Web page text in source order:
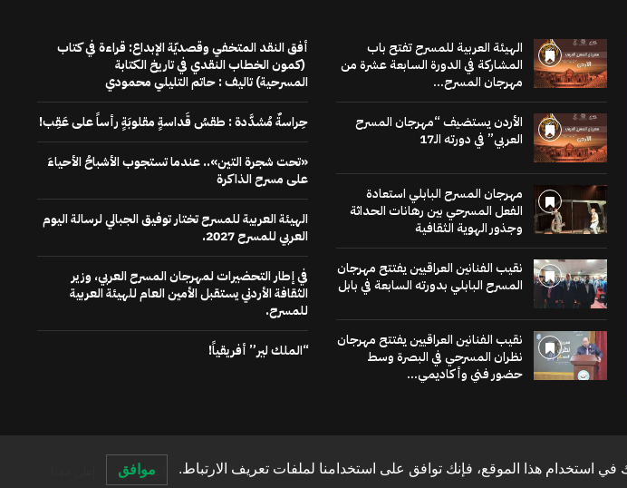
الهيئة العربية للمسرح تفتح باب
المشاركة في الدورة السابعة عشرة من
مهرجان المسرح...
الأردن يستضيف “مهرجان المسرح
العربي” في دورته الـ17
مهرجان المسرح البابلي استعادة
الفعل المسرحي بين رهانات الحداثة
وجذور الهوية الثقافية
نقيب الفنانين العراقيين يفتتح مهرجان
المسرح البابلي بدورته السابعة في بابل
نقيب الفنانين العراقيين يفتتح مهرجان
نظران المسرحي في البصرة وسط
حضور فني وأكاديمي...
أفق النقد المتخفي وقصديّة الإبداع: قراءة في كتاب
(كمون الخطاب النقدي في تاريخ الكتابة
المسرحية) تاليف : حاتم التليلي محمودي
حِراسةٌ مُشدَّدة : طقسُ قَداسةٍ مقلوبَةٍ رأساً على عَقِب!
«تحت شجرة التين».. عندما تستجوب الأشباحُ الأحياءَ
على مسرح الذاكرة
الهيئة العربية للمسرح تختار توفيق الجبالي لرسالة اليوم
العربي للمسرح 2027.
في إطار التحضيرات لمهرجان المسرح العربي، وزير
الثقافة الأردني يستقبل الأمين العام للهيئة العربية
للمسرح.
“الملك لير” أفريقياً!
الصفحة الرئيسية عنا اتصل بنا استخدام هذا الموقع، فإنك توافق على استخدامنا لملفات تعريف الارتباط. موافق